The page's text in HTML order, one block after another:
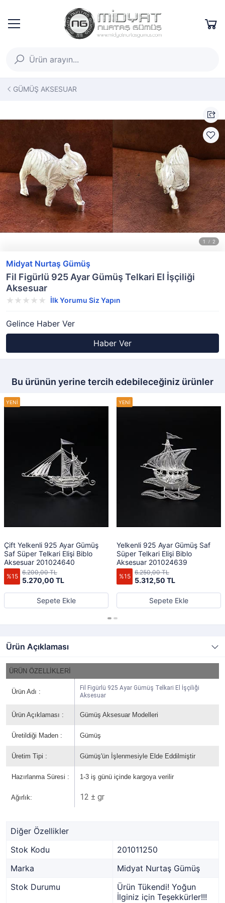
GÜMÜŞ AKSESUAR
Midyat Nurtaş Gümüş
Fil Figürlü 925 Ayar Gümüş Telkari El İşçiliği
Aksesuar
İlk Yorumu Siz Yapın
Gelince Haber Ver
Haber Ver
Bu ürünün yerine tercih edebileceğiniz ürünler
Çift Yelkenli 925 Ayar Gümüş
Saf Süper Telkari Elişi Biblo
Aksesuar 201024640
%15 5.270,00 TL
6.200,00 TL
Sepete Ekle
Yelkenli 925 Ayar Gümüş Saf
Süper Telkari Elişi Biblo
Aksesuar 201024639
%15 5.312,50 TL
6.250,00 TL
Sepete Ekle
Ürün Açıklaması
ÜRÜN ÖZELLİKLERİ
Ürün Adı :
Fil Figürlü 925 Ayar Gümüş Telkari El İşçiliği
Aksesuar
Ürün Açıklaması : Gümüş Aksesuar Modelleri
Üretildiği Maden : Gümüş
Üretim Tipi : Gümüş'ün İşlenmesiyle Elde Eddilmiştir
Hazırlanma Süresi : 1-3 iş günü içinde kargoya verilir
Ağırlık: 12 ± gr
Diğer Özellikler
Stok Kodu
201011250
Marka
Midyat Nurtaş Gümüş
Stok Durumu
Ürün Tükendi! Yoğun
İlginiz için Teşekkürler!!!